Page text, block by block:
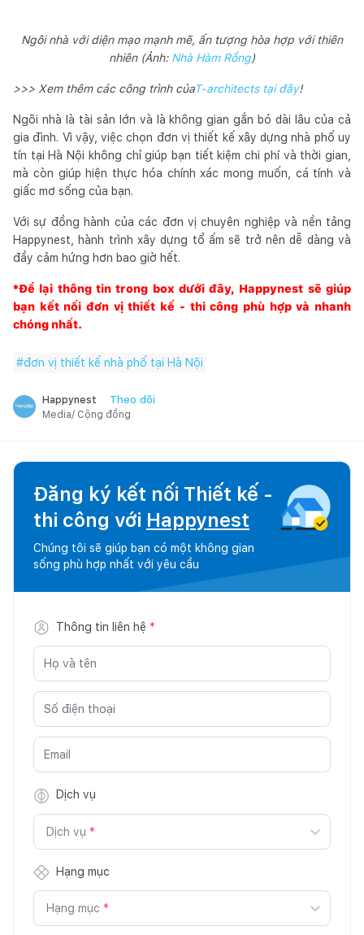
Ngôi nhà với diện mạo mạnh mẽ, ấn tượng hòa hợp với thiên
nhiên (Ảnh: Nhà Hàm Rồng)
>>> Xem thêm các công trình củaT-architects tại đây!
Ngôi nhà là tài sản lớn và là không gian gắn bó dài lâu của cả
gia đình. Vì vậy, việc chọn đơn vị thiết kế xây dựng nhà phố uy
tín tại Hà Nội không chỉ giúp bạn tiết kiệm chi phí và thời gian,
mà còn giúp hiện thực hóa chính xác mong muốn, cá tính và
giấc mơ sống của bạn.
Với sự đồng hành của các đơn vị chuyên nghiệp và nền tảng
Happynest, hành trình xây dựng tổ ấm sẽ trở nên dễ dàng và
đầy cảm hứng hơn bao giờ hết.
*Để lại thông tin trong box dưới đây, Happynest sẽ giúp
bạn kết nối đơn vị thiết kế - thi công phù hợp và nhanh
chóng nhất.
#đơn vị thiết kế nhà phố tại Hà Nội
Happynest Theo dõi
Media/ Cộng đồng
Đăng ký kết nối Thiết kế -
thi công với Happynest
Chúng tôi sẽ giúp bạn có một không gian
sống phù hợp nhất với yêu cầu
Thông tin liên hệ *
Dịch vụ
Dịch vụ *
Hạng mục
Hạng mục *